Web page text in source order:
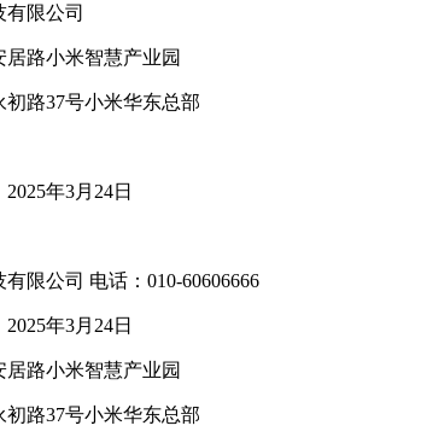
限公司
路小米智慧产业园
路37号小米华东总部
年3月24日
限公司 电话：010-60606666
年3月24日
路小米智慧产业园
路37号小米华东总部